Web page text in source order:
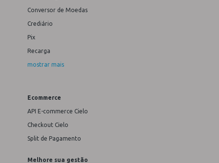
Conversor de Moedas
Crediário
Pix
Recarga
mostrar mais
Ecommerce
API E-commerce Cielo
Checkout Cielo
Split de Pagamento
Melhore sua gestão